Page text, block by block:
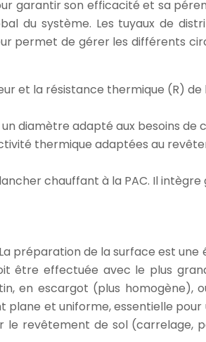
garantir son efficacité et sa
du système. Les tuyaux de
permet de gérer les différents
et la résistance thermique (R)
diamètre adapté aux besoins de
thermique adaptées au
chauffant à la PAC. Il
préparation de la surface est une
être effectuée avec le plus
en escargot (plus homogène),
et uniforme, essentielle
revêtement de sol (carrelage,